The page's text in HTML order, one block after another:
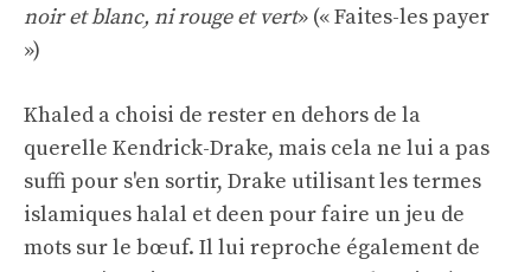
noir et blanc, ni rouge et vert» (« Faites-les payer
»)
Khaled a choisi de rester en dehors de la
querelle Kendrick-Drake, mais cela ne lui a pas
suffi pour s'en sortir, Drake utilisant les termes
islamiques halal et deen pour faire un jeu de
mots sur le bœuf. Il lui reproche également de